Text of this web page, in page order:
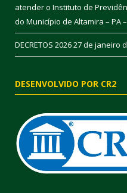
atender o Instituto de
do Município de Altamira – PA –
DECRETOS 202627 de janeiro
DESENVOLVIDO POR CR2